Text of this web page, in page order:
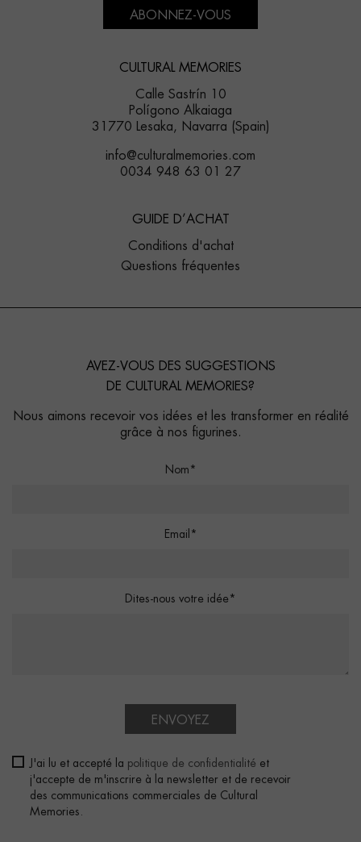
ABONNEZ-VOUS
CULTURAL MEMORIES
Calle Sastrín 10
Polígono Alkaiaga
31770 Lesaka, Navarra (Spain)
info@culturalmemories.com
0034 948 63 01 27
GUIDE D’ACHAT
Conditions d'achat
Questions fréquentes
AVEZ-VOUS DES SUGGESTIONS
DE CULTURAL MEMORIES?
Nous aimons recevoir vos idées et les transformer en réalité
grâce à nos figurines.
Nom*
Email*
Dites-nous votre idée*
ENVOYEZ
J'ai lu et accepté la politique de confidentialité et
j'accepte de m'inscrire à la newsletter et de recevoir
des communications commerciales de Cultural
Memories.